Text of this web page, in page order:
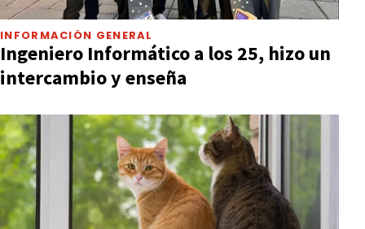
INFORMACIÓN GENERAL
Ingeniero Informático a los 25, hizo un
intercambio y enseña